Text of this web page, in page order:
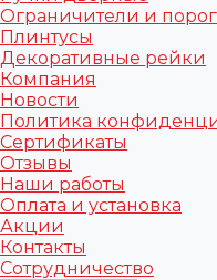
Ограничители и
Плинтусы
Декоративные рейки
Компания
Новости
Политика
Сертификаты
Отзывы
Наши работы
Оплата и установка
Акции
Контакты
Сотрудничество